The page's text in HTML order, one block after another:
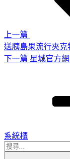
上一篇
送胰島果流行夾克
下
下一篇 星城官方
系統櫃
搜